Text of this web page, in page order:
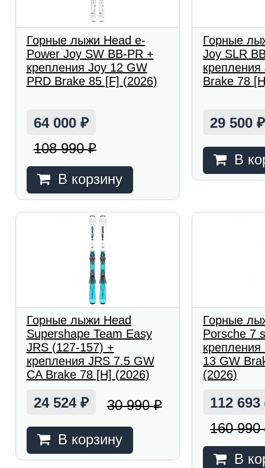
Горные лыжи Head e-
Power Joy SW BB-PR +
крепления Joy 12 GW
PRD Brake 85 [F] (2026)
64 000 ₽
108 990₽
В корзину
Горные
Joy SLR
Brake 78
29 500₽
В
Горные лыжи Head
Supershape Team Easy
JRS (127-157) +
крепления JRS 7.5 GW
CA Brake 78 [H] (2026)
24 524 ₽ 30 990₽
В корзину
Горные
Porsche 7
13 GW
(2026)
112 693
160 990
В